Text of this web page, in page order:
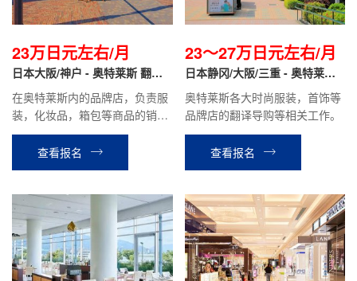
23万日元左右/月
日本大阪/神户 - 奥特莱斯 翻译
导购
在奥特莱斯内的品牌店，负责服
装，化妆品，箱包等商品的销售
翻译，商品整理，在库管理等工
作。时给1300日元~1500日元，
月收入税前约23万日元左右
查看报名
23～27万日元左右/月
日本静冈/大阪/三重 - 奥特莱斯
品牌专柜 翻译导购
奥特莱斯各大时尚服装，首饰等
品牌店的翻译导购等相关工作。
查看报名